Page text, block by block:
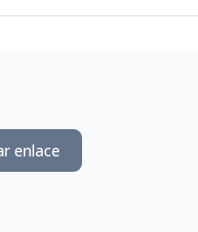
enlace